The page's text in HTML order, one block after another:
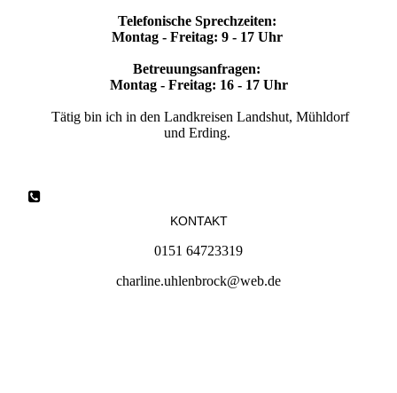
Telefonische Sprechzeiten:
Montag - Freitag: 9 - 17 Uhr
Betreuungsanfragen:
Montag - Freitag: 16 - 17 Uhr
Tätig bin ich in den Landkreisen Landshut, Mühldorf
und Erding.
KONTAKT
0151 64723319
charline.uhlenbrock@web.de